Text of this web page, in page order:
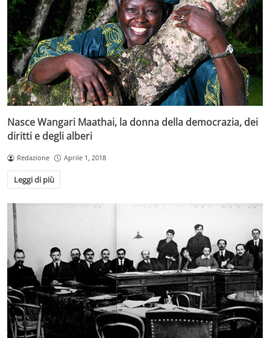
Nasce Wangari Maathai, la donna della democrazia, dei
diritti e degli alberi
Redazione Aprile 1, 2018
Leggi di più